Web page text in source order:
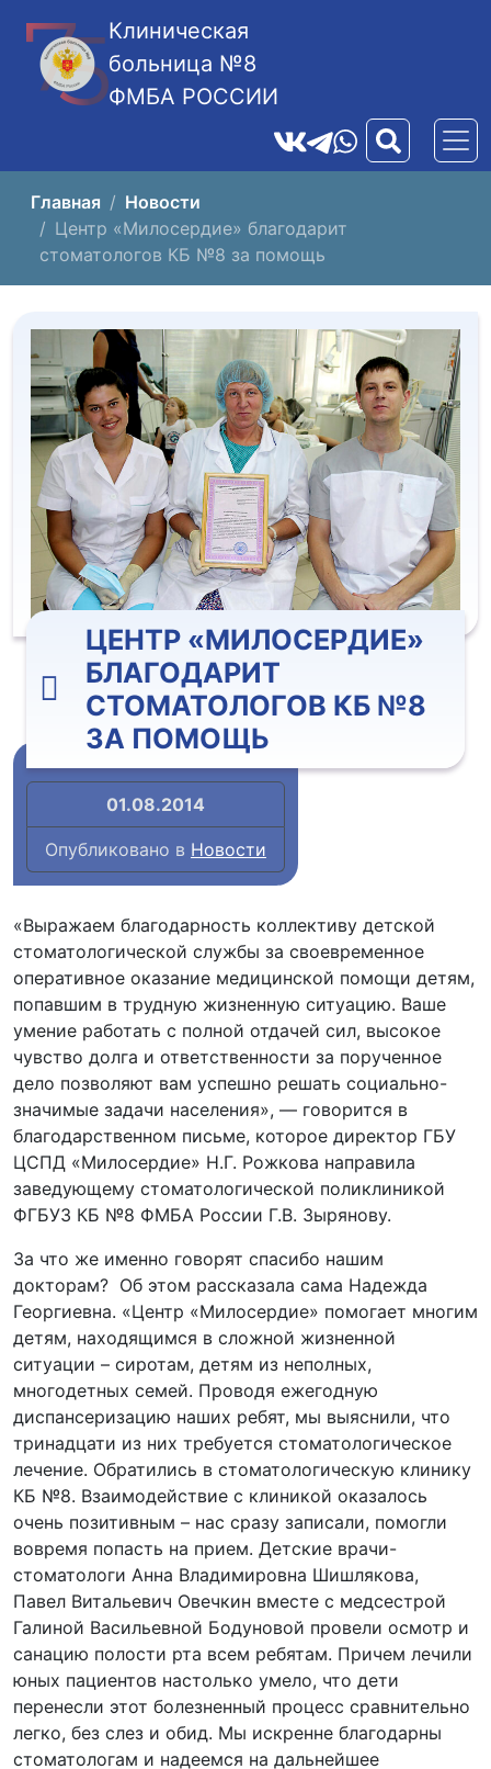
Клиническая
больница №8
ФМБА РОССИИ
Главная
Новости
Центр «Милосердие» благодарит
стоматологов КБ №8 за помощь
ЦЕНТР «МИЛОСЕРДИЕ»
БЛАГОДАРИТ
СТОМАТОЛОГОВ КБ №8
ЗА ПОМОЩЬ
01.08.2014
Опубликовано в Новости
«Выражаем благодарность коллективу детской
стоматологической службы за своевременное
оперативное оказание медицинской помощи детям,
попавшим в трудную жизненную ситуацию. Ваше
умение работать с полной отдачей сил, высокое
чувство долга и ответственности за порученное
дело позволяют вам успешно решать социально-
значимые задачи населения», — говорится в
благодарственном письме, которое директор ГБУ
ЦСПД «Милосердие» Н.Г. Рожкова направила
заведующему стоматологической поликлиникой
ФГБУЗ КБ №8 ФМБА России Г.В. Зырянову.
За что же именно говорят спасибо нашим
докторам? Об этом рассказала сама Надежда
Георгиевна. «Центр «Милосердие» помогает многим
детям, находящимся в сложной жизненной
ситуации – сиротам, детям из неполных,
многодетных семей. Проводя ежегодную
диспансеризацию наших ребят, мы выяснили, что
тринадцати из них требуется стоматологическое
лечение. Обратились в стоматологическую клинику
КБ №8. Взаимодействие с клиникой оказалось
очень позитивным – нас сразу записали, помогли
вовремя попасть на прием. Детские врачи-
стоматологи Анна Владимировна Шишлякова,
Павел Витальевич Овечкин вместе с медсестрой
Галиной Васильевной Бодуновой провели осмотр и
санацию полости рта всем ребятам. Причем лечили
юных пациентов настолько умело, что дети
перенесли этот болезненный процесс сравнительно
легко, без слез и обид. Мы искренне благодарны
стоматологам и надеемся на дальнейшее